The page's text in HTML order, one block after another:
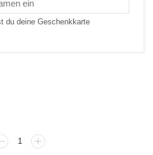
du deine Geschenkkarte